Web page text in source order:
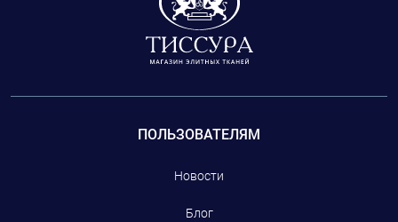
ПОЛЬЗОВАТЕЛЯМ
Новости
Блог